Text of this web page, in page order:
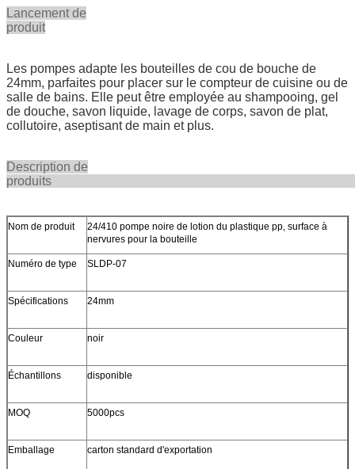
Lancement de
produit
Les pompes adapte les bouteilles de cou de bouche de
24mm, parfaites pour placer sur le compteur de cuisine ou de
salle de bains. Elle peut être employée au shampooing, gel
de douche, savon liquide, lavage de corps, savon de plat,
collutoire, aseptisant de main et plus.
Description de
Nom de produit
24/410 pompe noire de lotion du plastique pp, surface à
nervures pour la bouteille
Numéro de type SLDP-07
Spécifications 24mm
Couleur noir
Échantillons disponible
MOQ 5000pcs
Emballage carton standard d'exportation